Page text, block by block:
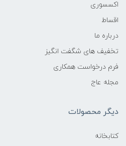
اکسسوری
اقساط
درباره ما
تخفیف های شگفت انگیز
فرم درخواست همکاری
مجله عاج
دیگر محصولات
کتابخانه